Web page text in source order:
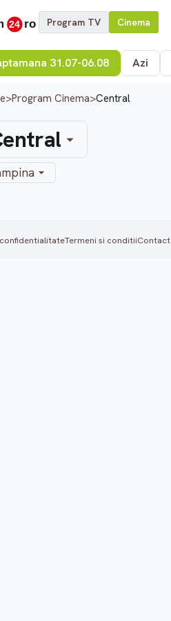
Program TV Cinema
31.07-06.08 Azi
>Program Cinema>Central
Termeni si conditiiContact